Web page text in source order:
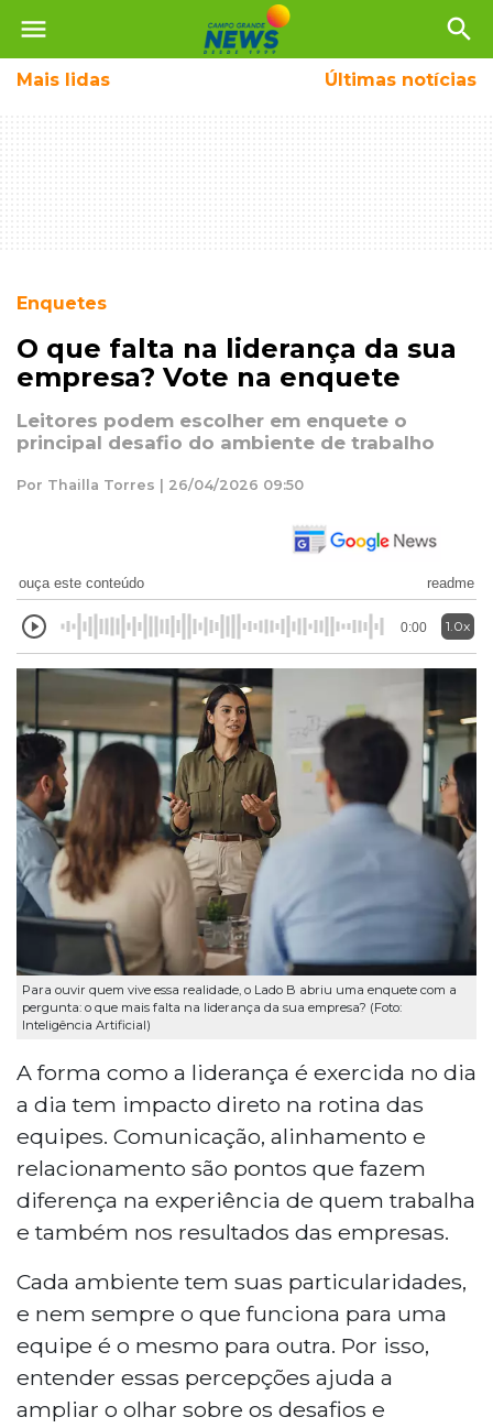
menu search
Mais lidas Últimas notícias
Enquetes
O que falta na liderança da sua
empresa? Vote na enquete
Leitores podem escolher em enquete o
principal desafio do ambiente de trabalho
Por Thailla Torres | 26/04/2026 09:50
ouça este conteúdo readme
0:00 1.0x
Para ouvir quem vive essa realidade, o Lado B abriu uma enquete com a
pergunta: o que mais falta na liderança da sua empresa? (Foto:
Inteligência Artificial)
A forma como a liderança é exercida no dia
a dia tem impacto direto na rotina das
equipes. Comunicação, alinhamento e
relacionamento são pontos que fazem
diferença na experiência de quem trabalha
e também nos resultados das empresas.
Cada ambiente tem suas particularidades,
e nem sempre o que funciona para uma
equipe é o mesmo para outra. Por isso,
entender essas percepções ajuda a
ampliar o olhar sobre os desafios e